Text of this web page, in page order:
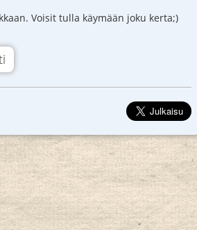
Voisit tulla käymään joku kerta;)